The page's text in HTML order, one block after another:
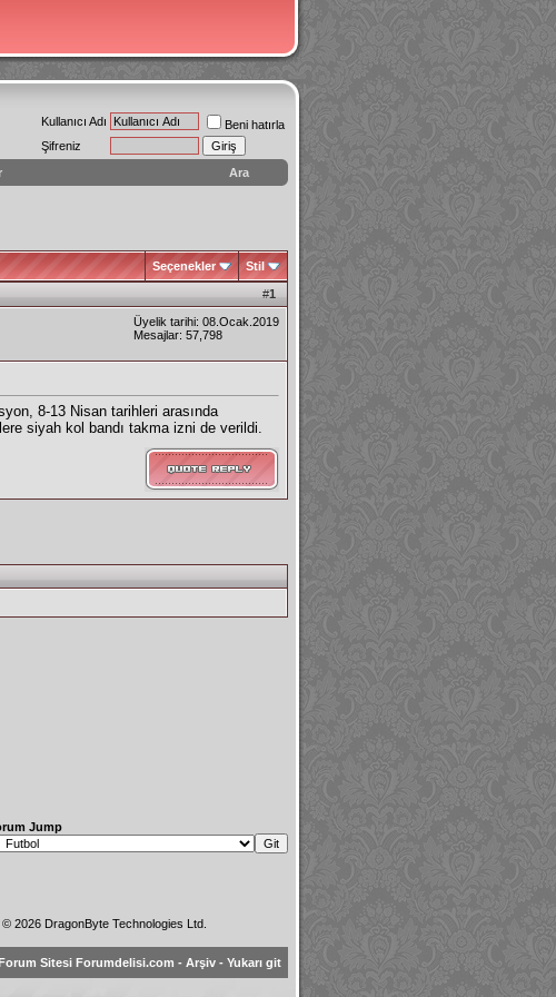
Kullanıcı Adı
Beni hatırla
Şifreniz
Ara
Seçenekler Stil
#1
Üyelik tarihi: 08.Ocak.2019
Mesajlar: 57,798
8-13 Nisan tarihleri arasında
siyah kol bandı takma izni de verildi.
Jump
2026 DragonByte Technologies Ltd.
Sitesi Forumdelisi.com - Arşiv - Yukarı git